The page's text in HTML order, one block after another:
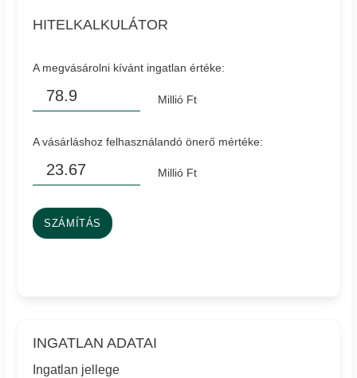
HITELKALKULÁTOR
A megvásárolni kívánt ingatlan értéke:
Millió Ft
A vásárláshoz felhasználandó önerő mértéke:
Millió Ft
SZÁMÍTÁS
INGATLAN ADATAI
Ingatlan jellege